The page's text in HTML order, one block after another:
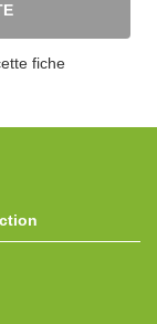
fiche